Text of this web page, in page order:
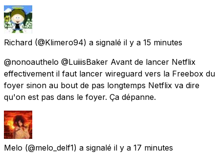
Richard (@Klimero94) a signalé il y a 15 minutes
@nonoauthelo @LuiiisBaker Avant de lancer Netflix
effectivement il faut lancer wireguard vers la Freebox du
foyer sinon au bout de pas longtemps Netflix va dire
qu'on est pas dans le foyer. Ça dépanne.
Melo (@melo_delf1) a signalé il y a 17 minutes